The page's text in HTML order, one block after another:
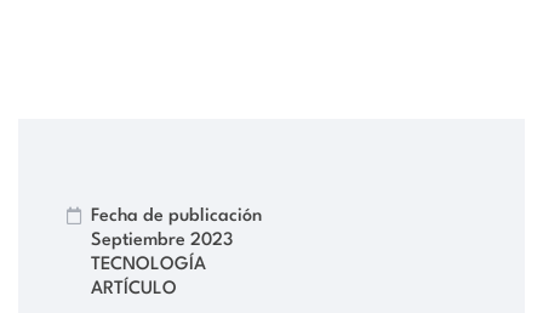
Fecha de publicación
Septiembre 2023
TECNOLOGÍA
ARTÍCULO